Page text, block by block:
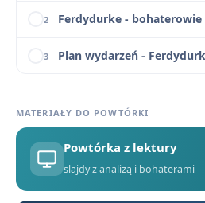
2 Ferdydurke - bohaterowie
3 Plan wydarzeń -
5
6
MATERIAŁY DO POWTÓRKI
Powtórka z lektury
slajdy z analizą i bohaterami